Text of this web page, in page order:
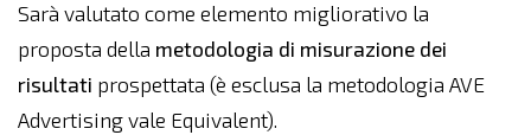
Sarà valutato come elemento migliorativo la
proposta della metodologia di misurazione dei
risultati prospettata (è esclusa la metodologia AVE
Advertising vale Equivalent).